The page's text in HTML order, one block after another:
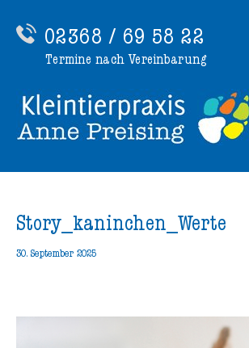
02368 / 69 58 22
Termine nach Vereinbarung
Story_kaninchen_Werte
30. September 2025